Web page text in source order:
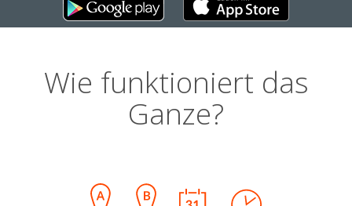
Wie funktioniert das
Ganze?